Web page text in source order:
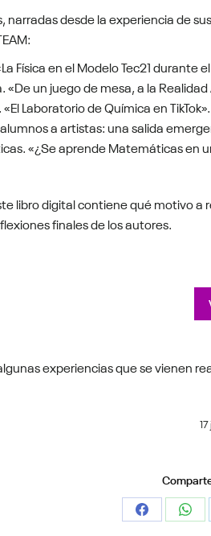
narradas desde la experiencia de
Física en el Modelo Tec21 durante
«De un juego de mesa, a la
Laboratorio de Química en TikTok».
a artistas: una salida
«¿Se aprende Matemáticas en
libro digital contiene qué motivo a
finales de los autores.
experiencias que se vienen
Share